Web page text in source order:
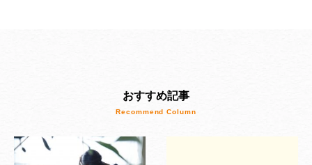
おすすめ記事